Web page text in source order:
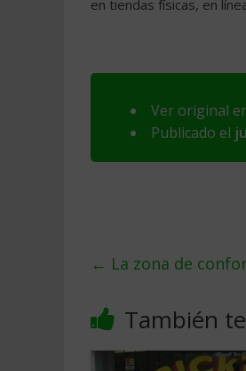
en tiendas físicas, en
Ver original
Publicado el
← La zona de
También